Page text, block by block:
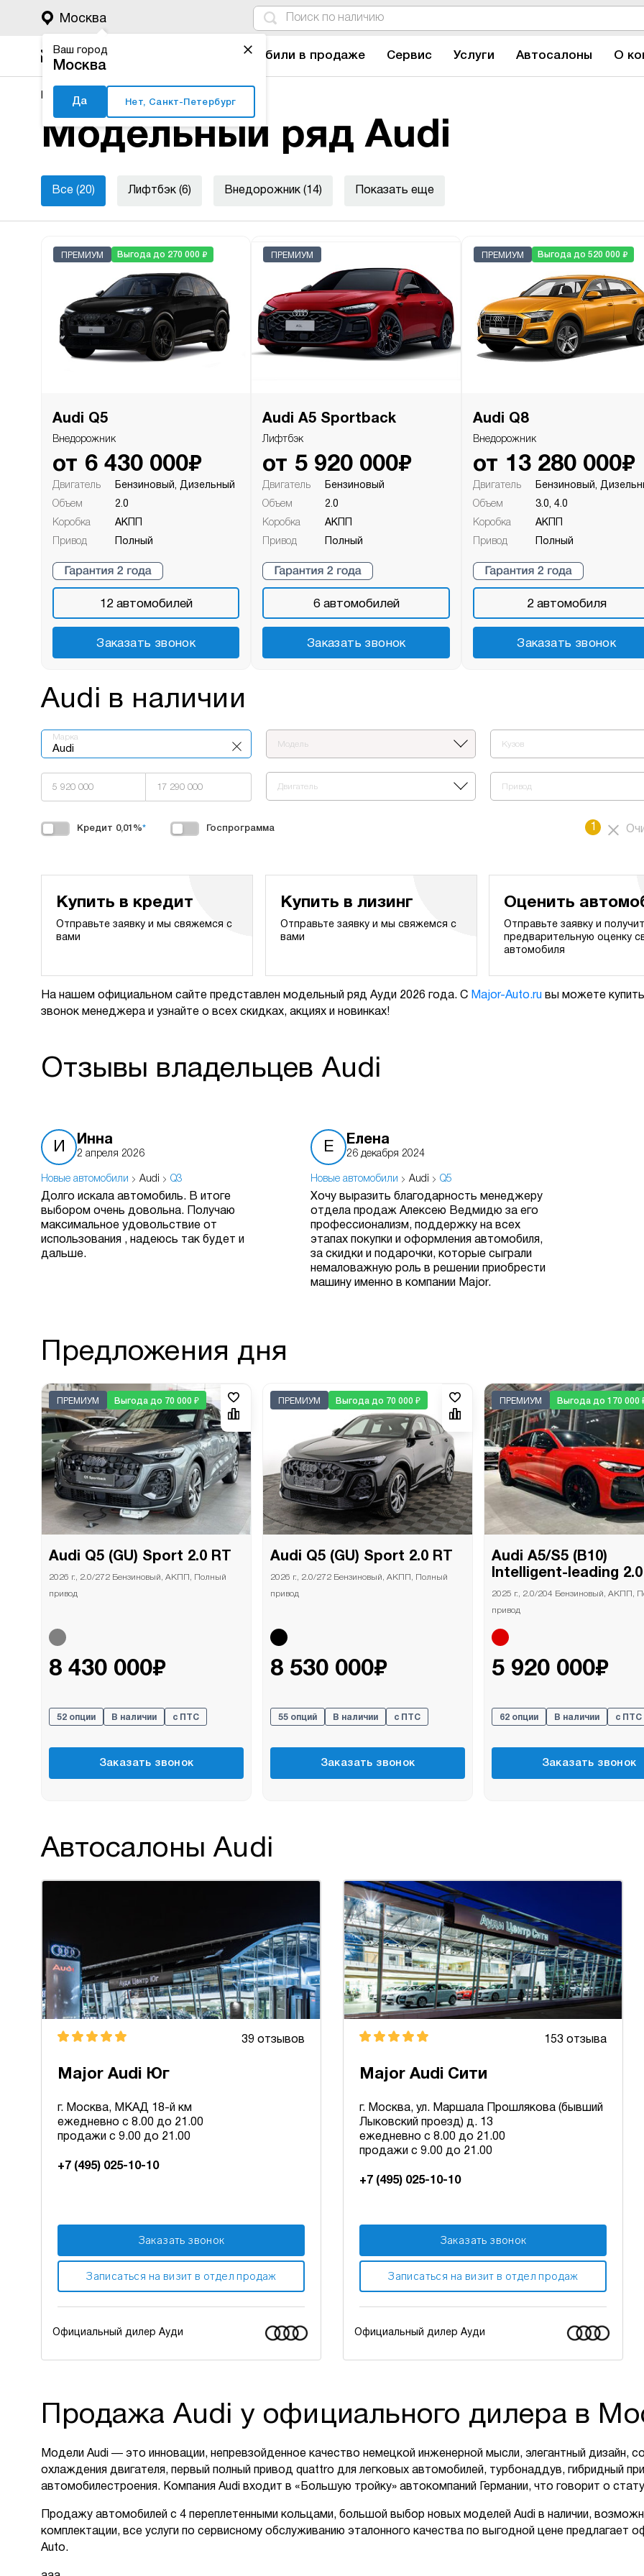
Москва
Ваш город
Москва
Да Нет, Санкт-Петербург
Автомобили в продаже Сервис Услуги Автосалоны О
Major Auto
Модельный ряд Audi
Все (20) Лифтбэк (6) Внедорожник (14) Показать еще
ПРЕМИУМ Выгода до 270 000 ₽
Audi Q5
Внедорожник
от 6 430 000₽
Двигатель
Бензиновый, Дизельный
Объем
2.0
Коробка
АКПП
Привод
Полный
12автомобилей
Заказать звонок
ПРЕМИУМ
Audi A5 Sportback
Лифтбэк
от 5 920 000₽
Двигатель
Бензиновый
Объем
2.0
Коробка
АКПП
Привод
Полный
6автомобилей
Заказать звонок
ПРЕМИУМ Выгода до 520 000 ₽
Audi Q8
Внедорожник
от 13 280 000₽
Двигатель
Бензиновый,
Объем
3.0, 4.0
Коробка
АКПП
Привод
Полный
2автомобиля
Заказать звонок
Audi в наличии
Audi
Марка
Модель
Кузов
Двигатель Привод
Кредит 0,01%* Госпрограмма 1
Купить в кредит
Отправьте заявку и мы свяжемся с
вами
Купить в лизинг
Отправьте заявку и мы свяжемся с
вами
Оценить
Отправьте заявку и
предварительную оценку
автомобиля
На нашем официальном сайте представлен модельный ряд Ауди 2026 года. С Major-Auto.ru вы можете
звонок менеджера и узнайте о всех скидках, акциях и новинках!
Отзывы владельцев Audi
И Инна
2 апреля 2026
Новые автомобили Audi Q3
Долго искала автомобиль. В итоге
выбором очень довольна. Получаю
максимальное удовольствие от
использования , надеюсь так будет и
дальше.
Е Елена
26 декабря 2024
Новые автомобили Audi Q5
Хочу выразить благодарность менеджеру
отдела продаж Алексею Ведмидю за его
профессионализм, поддержку на всех
этапах покупки и оформления автомобиля,
за скидки и подарочки, которые сыграли
немаловажную роль в решении приобрести
машину именно в компании Major.
Предложения дня
ПРЕМИУМ Выгода до 70 000 ₽
Audi Q5 (GU) Sport 2.0 RT
2026 г., 2.0/272 Бензиновый, АКПП, Полный
привод
8 430 000₽
52 опции В наличии с ПТС
Заказать звонок
ПРЕМИУМ Выгода до 70 000 ₽
Audi Q5 (GU) Sport 2.0 RT
2026 г., 2.0/272 Бензиновый, АКПП, Полный
привод
8 530 000₽
55 опций В наличии с ПТС
Заказать звонок
ПРЕМИУМ Выгода до 170 000
Audi A5/S5 (B10)
Intelligent-leading 2.0
2025 г., 2.0/204 Бензиновый, АКПП,
привод
5 920 000₽
62 опции В наличии с ПТС
Заказать звонок
Автосалоны Audi
39 отзывов
Major Audi Юг
г. Москва, МКАД 18-й км
ежедневно с 8.00 до 21.00
продажи с 9.00 до 21.00
+7 (495) 025-10-10
Заказать звонок
Записаться на визит в отдел продаж
Официальный дилер Ауди
153 отзыва
Major Audi Сити
г. Москва, ул. Маршала Прошлякова (бывший
Лыковский проезд) д. 13
ежедневно с 8.00 до 21.00
продажи с 9.00 до 21.00
+7 (495) 025-10-10
Заказать звонок
Записаться на визит в отдел продаж
Официальный дилер Ауди
Продажа Audi у официального дилера в
Модели Audi ― это инновации, непревзойденное качество немецкой инженерной мысли, элегантный
охлаждения двигателя, первый полный привод quattro для легковых автомобилей, турбонаддув, гибридный
автомобилестроения. Компания Audi входит в «Большую тройку» автокомпаний Германии, что говорит о
Продажу автомобилей с 4 переплетенными кольцами, большой выбор новых моделей Audi в наличии,
комплектации, все услуги по сервисному обслуживанию эталонного качества по выгодной цене
Auto.